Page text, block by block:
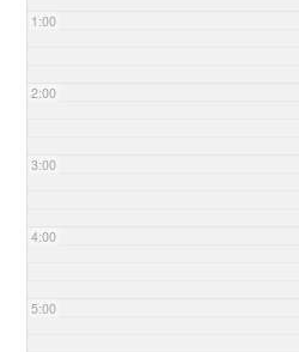
1:00
2:00
3:00
4:00
5:00